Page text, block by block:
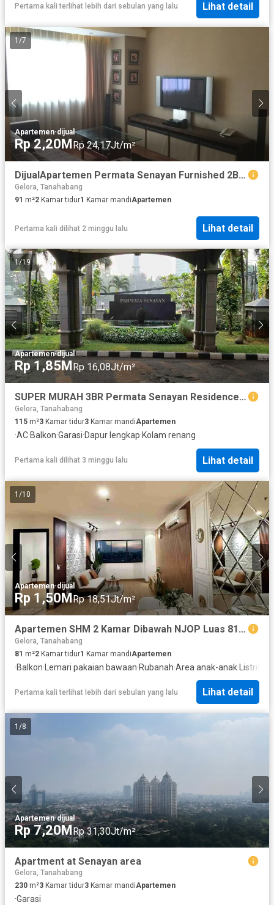
tepat untuk: - Hunian profesional - Ekspatriat - Investasi properti
Jakarta Barat
Pertama kali terlihat lebih dari sebulan yang lalu Lihat detail
1 /7
Apartemen·dijual
Rp 2,20MRp 24,17Jt/m²
DijualApartemen Permata Senayan Furnished 2BR Uk 91 m² at Jakarta Pusat
Gelora, Tanahabang
91 m²2 Kamar tidur1 Kamar mandiApartemen
Pertama kali dilihat 2 minggu lalu Lihat detail
1 /19
Apartemen·dijual
Rp 1,85M Rp 16,08Jt/m²
SUPER MURAH 3BR Permata Senayan Residence dibawah 2M
Gelora, Tanahabang
115 m²3 Kamar tidur3 Kamar mandiApartemen
·AC·Balkon·Garasi·Dapur lengkap·Kolam renang
Pertama kali dilihat 3 minggu lalu Lihat detail
1 /10
Apartemen·dijual
Rp 1,50MRp 18,51Jt/m²
Apartemen SHM 2 Kamar Dibawah NJOP Luas 81m Full Furnish Siap Huni
Gelora, Tanahabang
81 m²2 Kamar tidur1 Kamar mandiApartemen
·Balkon· Lemari pakaian bawaan·Rubanah·Area anak-anak· Listrik
Pertama kali terlihat lebih dari sebulan yang lalu Lihat detail
1 /8
Apartemen·dijual
Rp 7,20MRp 31,30Jt/m²
Apartment at Senayan area
Gelora, Tanahabang
230 m²3 Kamar tidur3 Kamar mandiApartemen
·Garasi